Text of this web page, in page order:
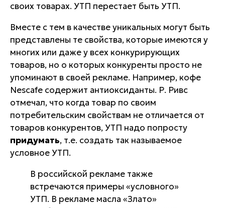
своих товарах. УТП перестает быть УТП.
Вместе с тем в качестве уникальных могут быть
представлены те свойства, которые имеются у
многих или даже у всех конкурирующих
товаров, но о которых конкуренты просто не
упоминают в своей рекламе. Например, кофе
Nescafe содержит антиоксиданты. Р. Ривс
отмечал, что когда товар по своим
потребительским свойствам не отличается от
товаров конкурентов, УТП надо попросту
придумать, т.е. создать так называемое
условное УТП.
В российской рекламе также
встречаются примеры «условного»
УТП. В рекламе масла «Злато»